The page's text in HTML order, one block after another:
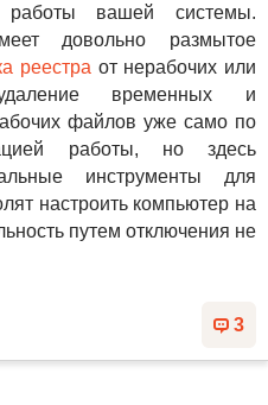
работы вашей системы.
довольно размытое
реестра от нерабочих или
временных и
файлов уже само по
работы, но здесь
инструменты для
настроить компьютер на
путем отключения не
3